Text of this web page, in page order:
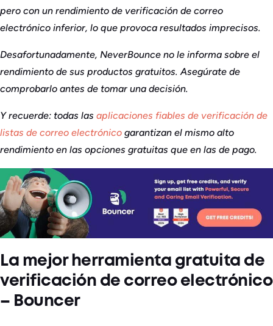
pero con un rendimiento de verificación de correo
electrónico inferior, lo que provoca resultados imprecisos.
Desafortunadamente, NeverBounce no le informa sobre el
rendimiento de sus productos gratuitos. Asegúrate de
comprobarlo antes de tomar una decisión.
Y recuerde: todas las aplicaciones fiables de verificación de
listas de correo electrónico garantizan el mismo alto
rendimiento en las opciones gratuitas que en las de pago.
La mejor herramienta gratuita de
verificación de correo electrónico
– Bouncer